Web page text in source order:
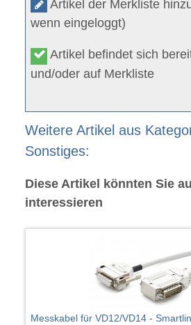
Artikel der Merkliste
wenn eingeloggt)
Artikel befindet sich
und/oder auf Merkliste
Weitere Artikel aus
Sonstiges:
Diese Artikel könnten Sie
interessieren
Messkabel für VD12/VD14 -